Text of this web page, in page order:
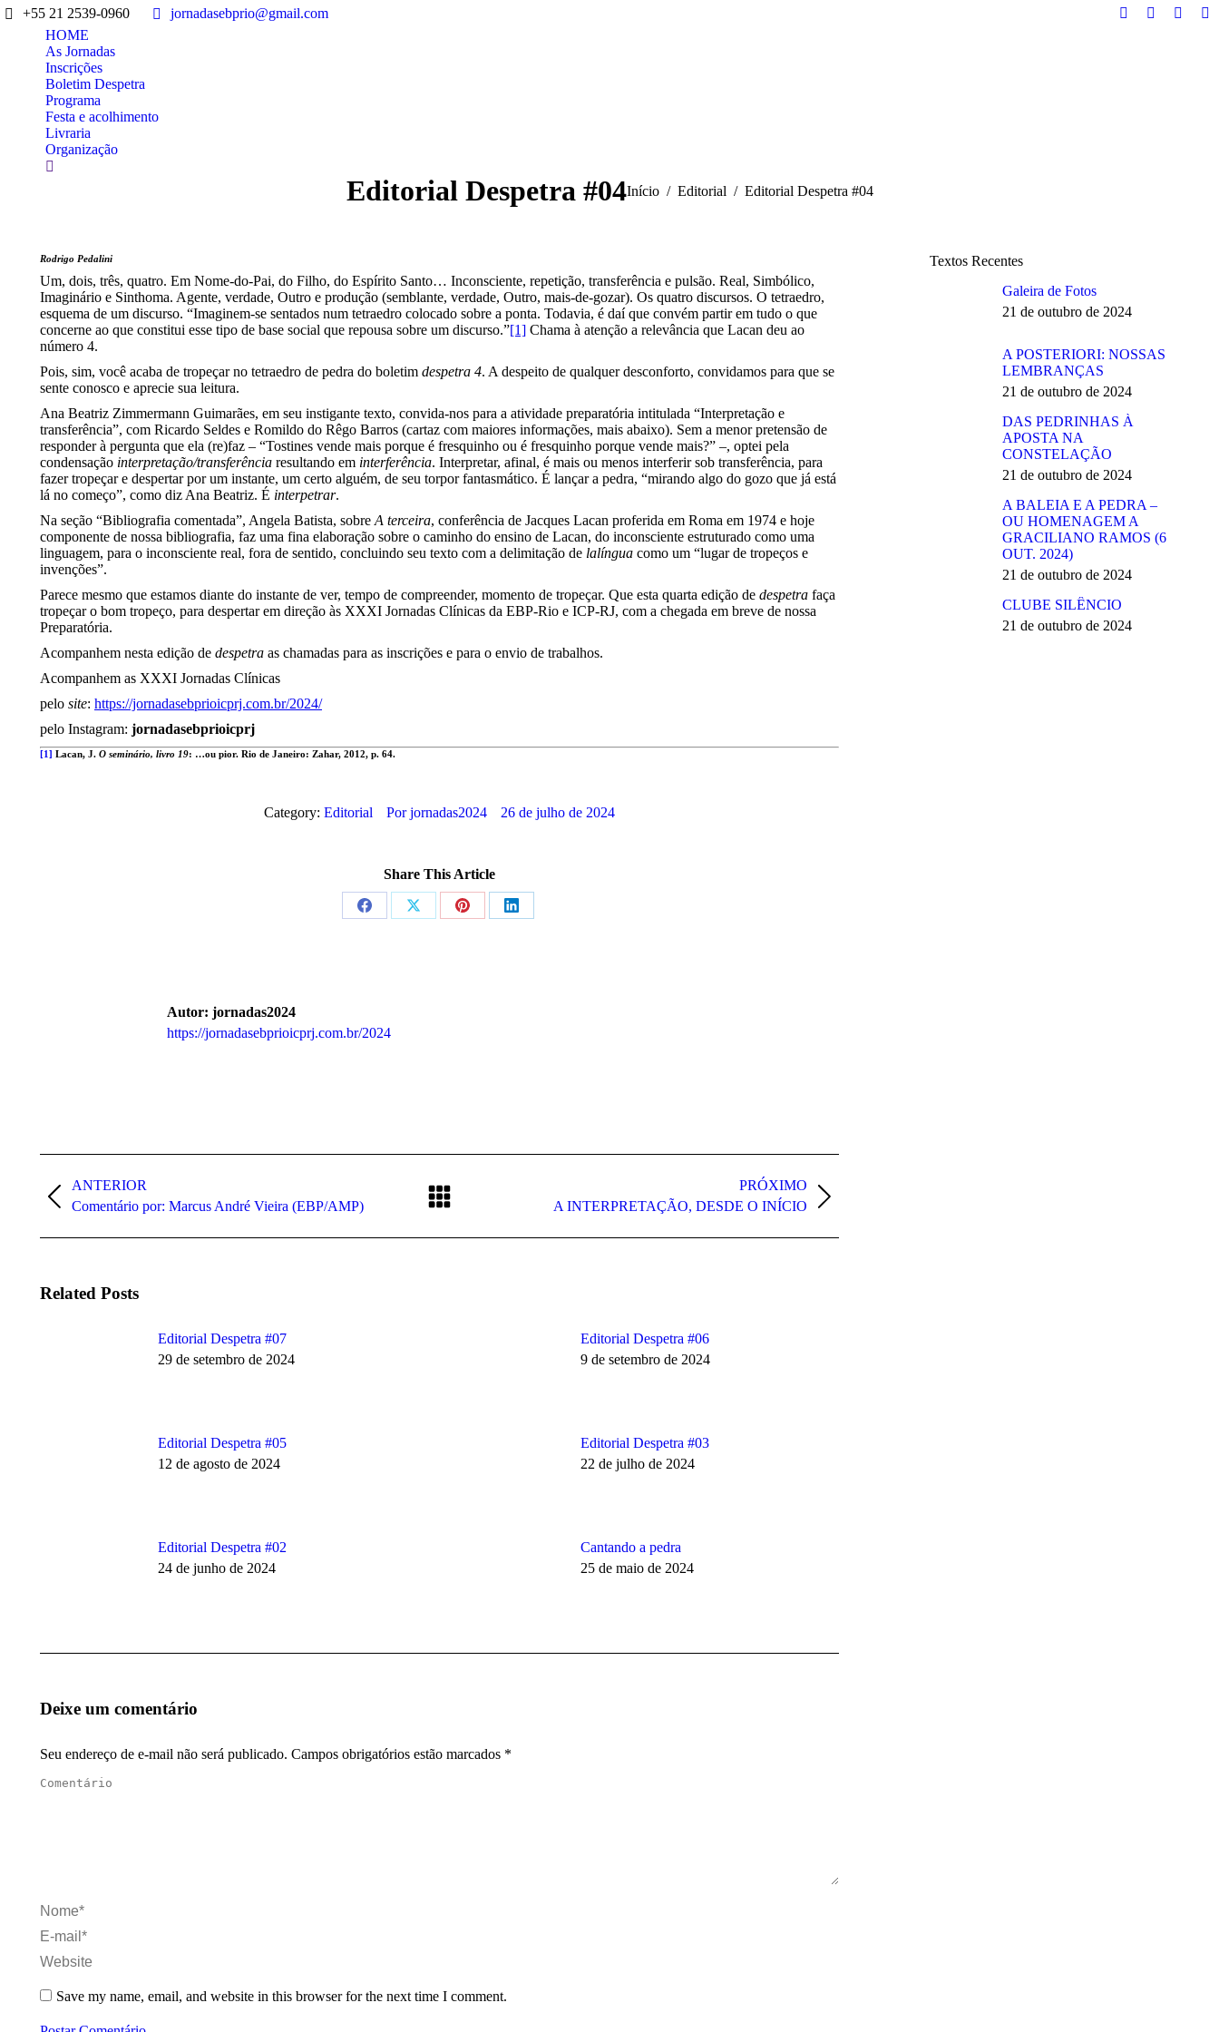
+55 21 2539-0960 jornadasebprio@gmail.com
FacebookInstagram
HOME
As Jornadas
Inscrições
Boletim Despetra
Programa
Festa e acolhimento
Livraria
Organização
Search:
Editorial Despetra #04Você está aqui:
Início Editorial Editorial Despetra #04
Rodrigo Pedalini
Um, dois, três, quatro. Em Nome-do-Pai, do Filho, do Espírito Santo… Inconsciente, repetição, transferência e pulsão. Real, Simbólico,
Imaginário e Sinthoma. Agente, verdade, Outro e produção (semblante, verdade, Outro, mais-de-gozar). Os quatro discursos. O tetraedro,
esquema de um discurso. “Imaginem-se sentados num tetraedro colocado sobre a ponta. Todavia, é daí que convém partir em tudo o que
concerne ao que constitui esse tipo de base social que repousa sobre um discurso.”[1] Chama à atenção a relevância que Lacan deu ao
número 4.
Pois, sim, você acaba de tropeçar no tetraedro de pedra do boletim despetra 4. A despeito de qualquer desconforto, convidamos para que se
sente conosco e aprecie sua leitura.
Ana Beatriz Zimmermann Guimarães, em seu instigante texto, convida-nos para a atividade preparatória intitulada “Interpretação e
transferência”, com Ricardo Seldes e Romildo do Rêgo Barros (cartaz com maiores informações, mais abaixo). Sem a menor pretensão de
responder à pergunta que ela (re)faz – “Tostines vende mais porque é fresquinho ou é fresquinho porque vende mais?” –, optei pela
condensação interpretação/transferência resultando em interferência. Interpretar, afinal, é mais ou menos interferir sob transferência, para
fazer tropeçar e despertar por um instante, um certo alguém, de seu torpor fantasmático. É lançar a pedra, “mirando algo do gozo que já está
lá no começo”, como diz Ana Beatriz. É interpetrar.
Na seção “Bibliografia comentada”, Angela Batista, sobre A terceira, conferência de Jacques Lacan proferida em Roma em 1974 e hoje
componente de nossa bibliografia, faz uma fina elaboração sobre o caminho do ensino de Lacan, do inconsciente estruturado como uma
linguagem, para o inconsciente real, fora de sentido, concluindo seu texto com a delimitação de lalíngua como um “lugar de tropeços e
invenções”.
Parece mesmo que estamos diante do instante de ver, tempo de compreender, momento de tropeçar. Que esta quarta edição de despetra faça
tropeçar o bom tropeço, para despertar em direção às XXXI Jornadas Clínicas da EBP-Rio e ICP-RJ, com a chegada em breve de nossa
Preparatória.
Acompanhem nesta edição de despetra as chamadas para as inscrições e para o envio de trabalhos.
Acompanhem as XXXI Jornadas Clínicas
pelo site: https://jornadasebprioicprj.com.br/2024/
pelo Instagram: jornadasebprioicprj
[1] Lacan, J. O seminário, livro 19: …ou pior. Rio de Janeiro: Zahar, 2012, p. 64.
Category: Editorial Porjornadas2024 26 de julho de 2024
Share This Article
CompartilharCompartilharCompartilharCompartilhar
Autor: jornadas2024
https://jornadasebprioicprj.com.br/2024
de
post:
ANTERIOR
Post
Comentário por: Marcus André Vieira (EBP/AMP)
PRÓXIMO
A INTERPRETAÇÃO, DESDE O INÍCIO
Related Posts
Editorial Despetra #07
29 de setembro de 2024
Editorial Despetra #06
9 de setembro de 2024
Editorial Despetra #05
12 de agosto de 2024
Editorial Despetra #03
22 de julho de 2024
Editorial Despetra #02
24 de junho de 2024
Cantando a pedra
25 de maio de 2024
Deixe um comentário
Seu endereço de e-mail não será publicado. Campos obrigatórios estão marcados *
Comentário
Nome *
E-mail *
Website
Save my name, email, and website in this browser for the next time I comment.
Textos Recentes
Galeira de Fotos
21 de outubro de 2024
A POSTERIORI: NOSSAS
LEMBRANÇAS
21 de outubro de 2024
DAS PEDRINHAS À
APOSTA NA
CONSTELAÇÃO
21 de outubro de 2024
A BALEIA E A PEDRA –
OU HOMENAGEM A
GRACILIANO RAMOS (6
OUT. 2024)
21 de outubro de 2024
CLUBE SILÊNCIO
21 de outubro de 2024